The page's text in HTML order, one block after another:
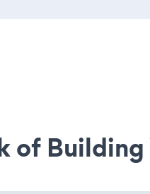
of Building